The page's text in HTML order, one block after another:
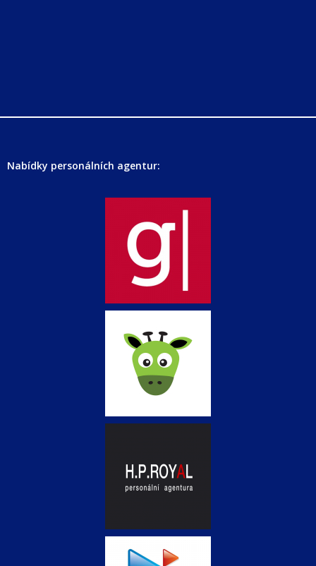
Nabídky personálních agentur: